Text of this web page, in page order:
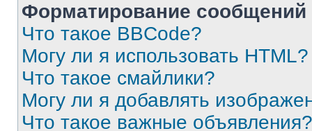
Форматирование
Что такое BBCode?
Могу ли я использовать HTML?
Что такое смайлики?
Могу ли я добавлять
Что такое важные объявления?